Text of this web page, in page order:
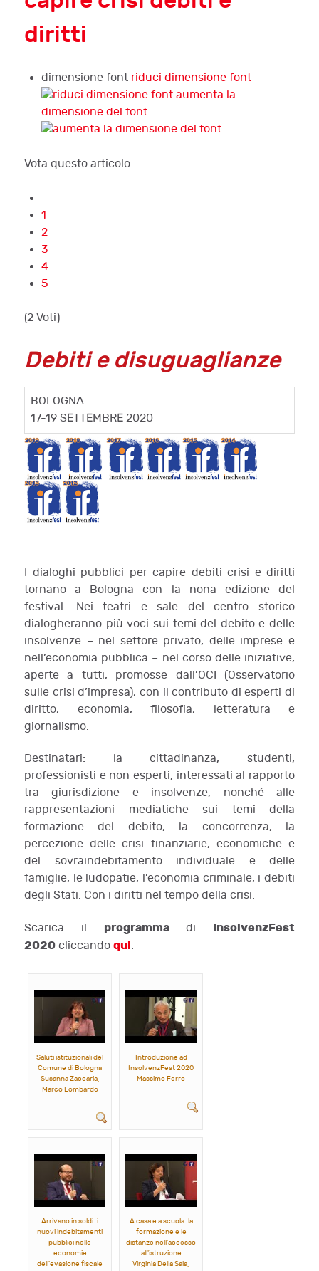
diritti
dimensione font riduci dimensione font
aumenta la
dimensione del font
Vota questo articolo
1
2
3
4
5
(2 Voti)
Debiti e disuguaglianze
BOLOGNA
17-19 SETTEMBRE 2020
I dialoghi pubblici per capire debiti crisi e diritti
tornano a Bologna con la nona edizione del
festival. Nei teatri e sale del centro storico
dialogheranno più voci sui temi del debito e delle
insolvenze – nel settore privato, delle imprese e
nell’economia pubblica – nel corso delle iniziative,
aperte a tutti, promosse dall’OCI (Osservatorio
sulle crisi d’impresa), con il contributo di esperti di
diritto, economia, filosofia, letteratura e
giornalismo.
Destinatari: la cittadinanza, studenti,
professionisti e non esperti, interessati al rapporto
tra giurisdizione e insolvenze, nonché alle
rappresentazioni mediatiche sui temi della
formazione del debito, la concorrenza, la
percezione delle crisi finanziarie, economiche e
del sovraindebitamento individuale e delle
famiglie, le ludopatie, l’economia criminale, i debiti
degli Stati. Con i diritti nel tempo della crisi.
Scarica il programma di InsolvenzFest
2020 cliccando qui.
Saluti istituzionali del
Comune di Bologna
Susanna Zaccaria,
Marco Lombardo
Introduzione ad
InsolvenzFest 2020
Massimo Ferro
Arrivano in soldi: i
nuovi indebitamenti
pubblici nelle
economie
dell'evasione fiscale
A casa e a scuola: la
formazione e le
distanze nell'accesso
all'istruzione
Virginia Della Sala,